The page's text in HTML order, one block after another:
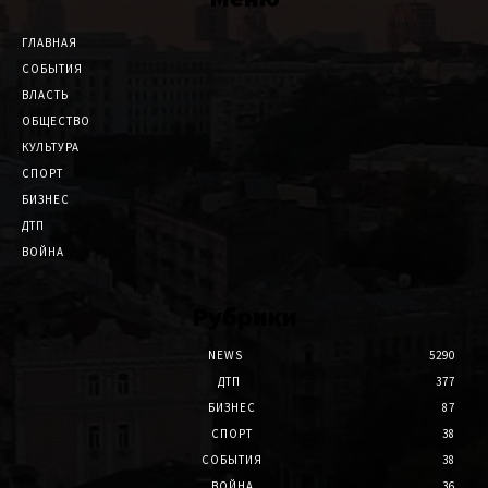
ГЛАВНАЯ
СОБЫТИЯ
ВЛАСТЬ
ОБЩЕСТВО
КУЛЬТУРА
СПОРТ
БИЗНЕС
ДТП
ВОЙНА
NEWS
5290
ДТП
377
БИЗНЕС
87
СПОРТ
38
СОБЫТИЯ
38